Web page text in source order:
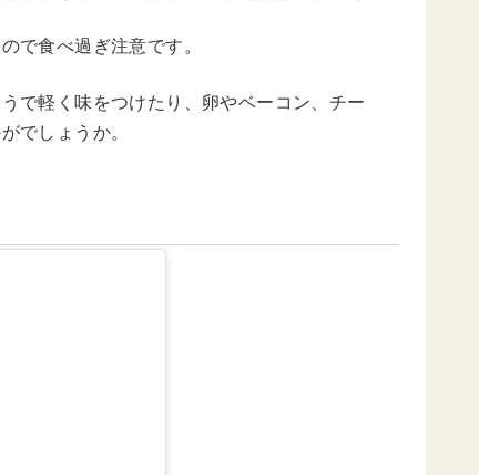
で食べ過ぎ注意です。
で軽く味をつけたり、卵やベーコン、チー
でしょうか。